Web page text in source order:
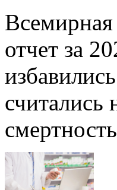
Всемирная
отчет за
считались